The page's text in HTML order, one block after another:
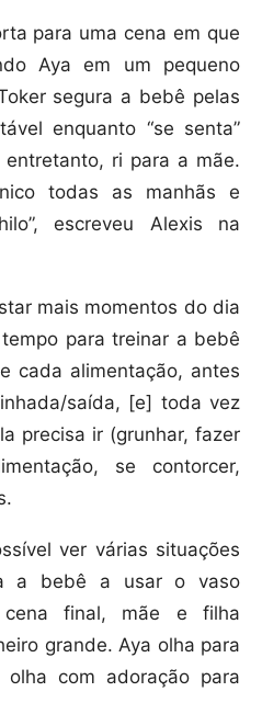
para uma cena em que
Aya em um pequeno
segura a bebê pelas
enquanto “se senta”
ri para a mãe.
todas as manhãs e
escreveu Alexis na
mais momentos do dia
para treinar a bebê
cada alimentação, antes
saída, [e] toda vez
precisa ir (grunhar, fazer
se contorcer,
ver várias situações
a bebê a usar o vaso
final, mãe e filha
grande. Aya olha para
olha com adoração para